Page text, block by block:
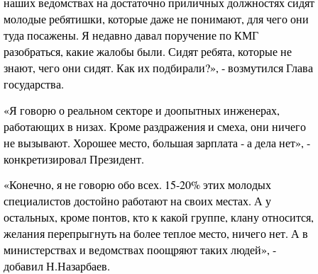
молодые ребятишки, которые даже не понимают, для чего они
туда посажены. Я недавно давал поручение по КМГ
разобраться, какие жалобы были. Сидят ребята, которые не
знают, чего они сидят. Как их подбирали?», - возмутился Глава
государства.
«Я говорю о реальном секторе и доопытных инженерах,
работающих в низах. Кроме раздражения и смеха, они ничего
не вызывают. Хорошее место, большая зарплата - а дела нет», -
конкретизировал Президент.
«Конечно, я не говорю обо всех. 15-20% этих молодых
специалистов достойно работают на своих местах. А у
остальных, кроме понтов, кто к какой группе, клану относится,
желания перепрыгнуть на более теплое место, ничего нет. А в
министерствах и ведомствах поощряют таких людей», -
добавил Н.Назарбаев.